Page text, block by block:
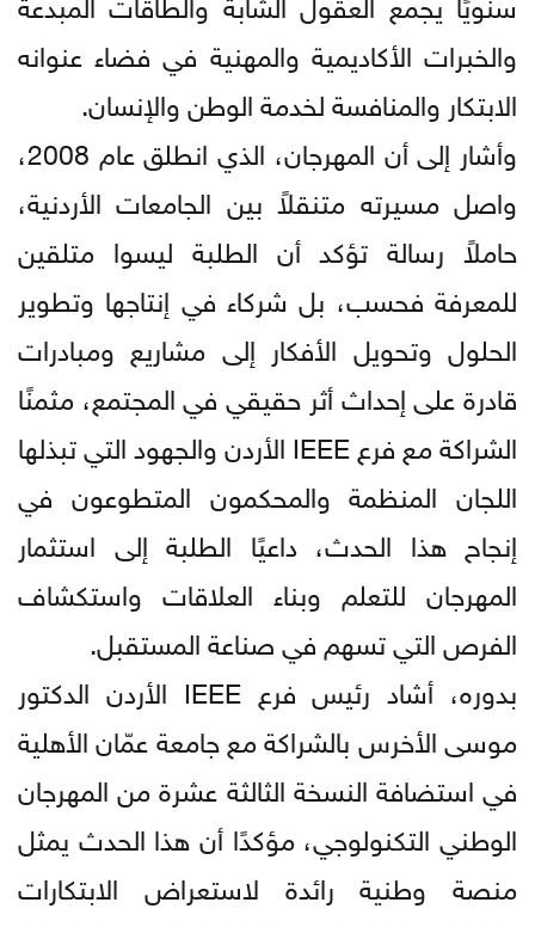
والخبرات الأكاديمية والمهنية في فضاء عنوانه
الابتكار والمنافسة لخدمة الوطن والإنسان.
وأشار إلى أن المهرجان، الذي انطلق عام 2008،
واصل مسيرته متنقلاً بين الجامعات الأردنية،
حاملاً رسالة تؤكد أن الطلبة ليسوا متلقين
للمعرفة فحسب، بل شركاء في إنتاجها وتطوير
الحلول وتحويل الأفكار إلى مشاريع ومبادرات
قادرة على إحداث أثر حقيقي في المجتمع، مثمنًا
الشراكة مع فرع IEEE الأردن والجهود التي تبذلها
اللجان المنظمة والمحكمون المتطوعون في
إنجاح هذا الحدث، داعيًا الطلبة إلى استثمار
المهرجان للتعلم وبناء العلاقات واستكشاف
الفرص التي تسهم في صناعة المستقبل.
بدوره، أشاد رئيس فرع IEEE الأردن الدكتور
موسى الأخرس بالشراكة مع جامعة عمّان الأهلية
في استضافة النسخة الثالثة عشرة من المهرجان
الوطني التكنولوجي، مؤكدًا أن هذا الحدث يمثل
منصة وطنية رائدة لاستعراض الابتكارات